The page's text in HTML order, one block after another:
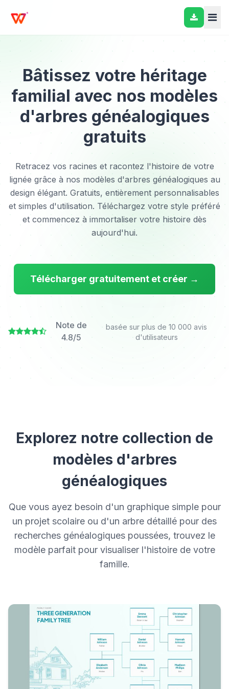
Bâtissez votre héritage
familial avec nos modèles
d'arbres généalogiques
gratuits
Retracez vos racines et racontez l'histoire de votre
lignée grâce à nos modèles d'arbres généalogiques au
design élégant. Gratuits, entièrement personnalisables
et simples d'utilisation. Téléchargez votre style préféré
et commencez à immortaliser votre histoire dès
aujourd'hui.
Télécharger gratuitement et créer →
Note de
4.8/5
basée sur plus de 10 000 avis
d'utilisateurs
Explorez notre collection de
modèles d'arbres
généalogiques
Que vous ayez besoin d'un graphique simple pour
un projet scolaire ou d'un arbre détaillé pour des
recherches généalogiques poussées, trouvez le
modèle parfait pour visualiser l'histoire de votre
famille.